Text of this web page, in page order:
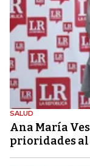
SALUD
Ana María
prioridades